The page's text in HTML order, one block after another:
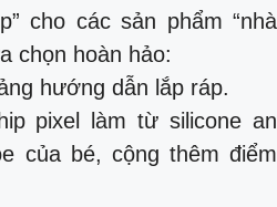
cho các sản phẩm “nhà
chọn hoàn hảo:
hướng dẫn lắp ráp.
pixel làm từ silicone an
của bé, cộng thêm điểm